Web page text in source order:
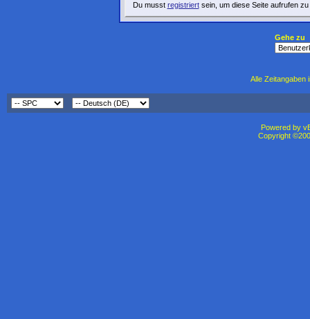
Du musst registriertsein, um diese Seite aufrufen zu
Gehe zu
Alle Zeitangaben
Powered by
Copyright